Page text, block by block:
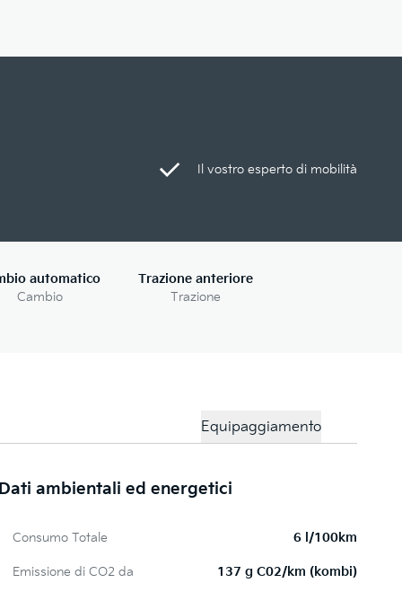
Il vostro esperto di mobilità
automatico
Cambio
Trazione anteriore
Trazione
Equipaggiamento
Dati ambientali ed energetici
Consumo Totale 6 l/100km
Emissione di CO2 da 137 g C02/km (kombi)